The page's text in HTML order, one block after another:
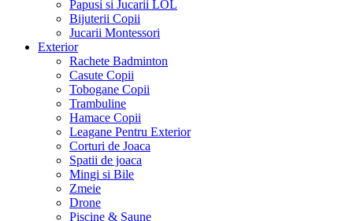
Papusi si Jucarii LOL
Bijuterii Copii
Jucarii Montessori
Exterior
Rachete Badminton
Casute Copii
Tobogane Copii
Trambuline
Hamace Copii
Leagane Pentru Exterior
Corturi de Joaca
Spatii de joaca
Mingi si Bile
Zmeie
Drone
Piscine & Saune